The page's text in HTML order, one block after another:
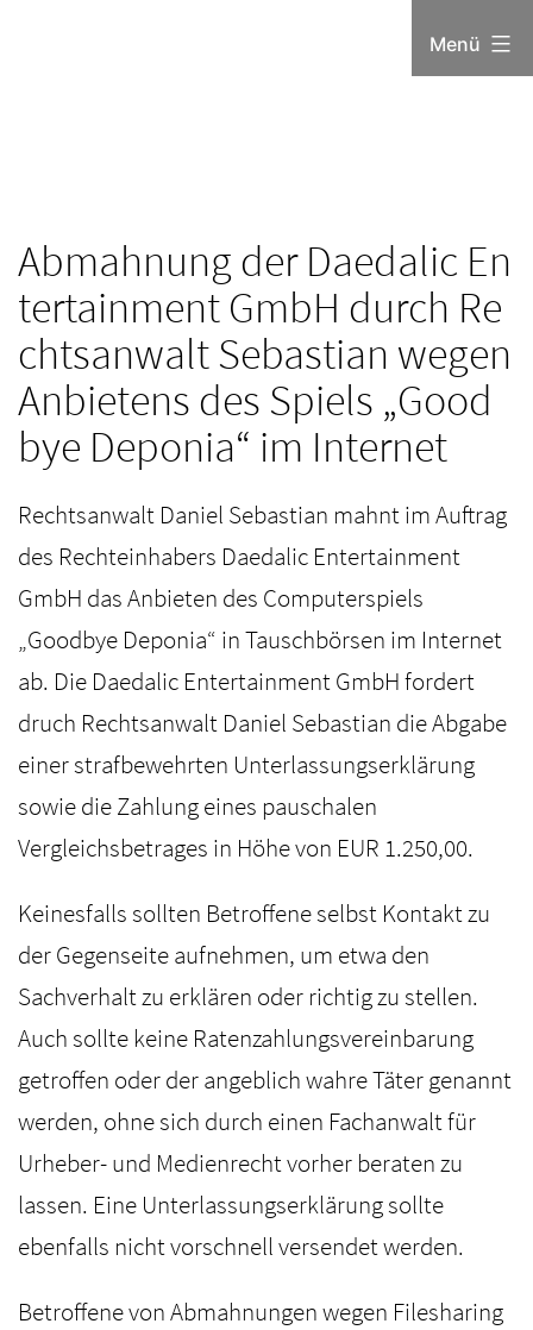
Menü
Abmahnung der Daedalic En
tertainment GmbH durch Re
chtsanwalt Sebastian wegen
Anbietens des Spiels „Good
bye Deponia“ im Internet
Rechtsanwalt Daniel Sebastian mahnt im Auftrag
des Rechteinhabers Daedalic Entertainment
GmbH das Anbieten des Computerspiels
„Goodbye Deponia“ in Tauschbörsen im Internet
ab. Die Daedalic Entertainment GmbH fordert
druch Rechtsanwalt Daniel Sebastian die Abgabe
einer strafbewehrten Unterlassungserklärung
sowie die Zahlung eines pauschalen
Vergleichsbetrages in Höhe von EUR 1.250,00.
Keinesfalls sollten Betroffene selbst Kontakt zu
der Gegenseite aufnehmen, um etwa den
Sachverhalt zu erklären oder richtig zu stellen.
Auch sollte keine Ratenzahlungsvereinbarung
getroffen oder der angeblich wahre Täter genannt
werden, ohne sich durch einen Fachanwalt für
Urheber- und Medienrecht vorher beraten zu
lassen. Eine Unterlassungserklärung sollte
ebenfalls nicht vorschnell versendet werden.
Betroffene von Abmahnungen wegen Filesharing